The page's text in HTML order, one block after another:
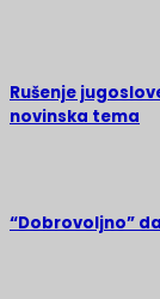
Rušenje
novinska tema
“Dobrovoljno”